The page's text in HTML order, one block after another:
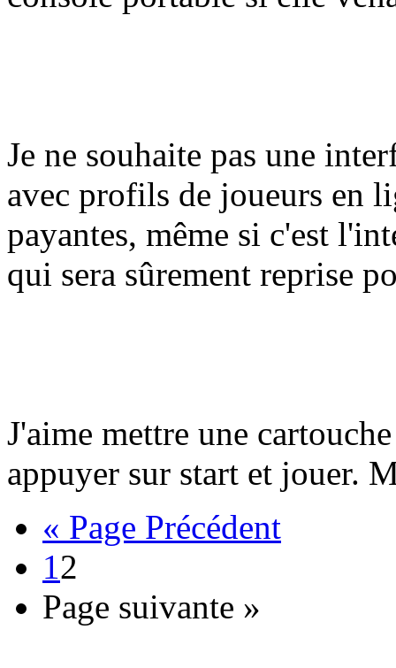
Je ne souhaite pas une
avec profils de joueurs en
payantes, même si c'est
qui sera sûrement reprise
J'aime mettre une
appuyer sur start et jouer.
« Page Précédent
12
Page suivante »